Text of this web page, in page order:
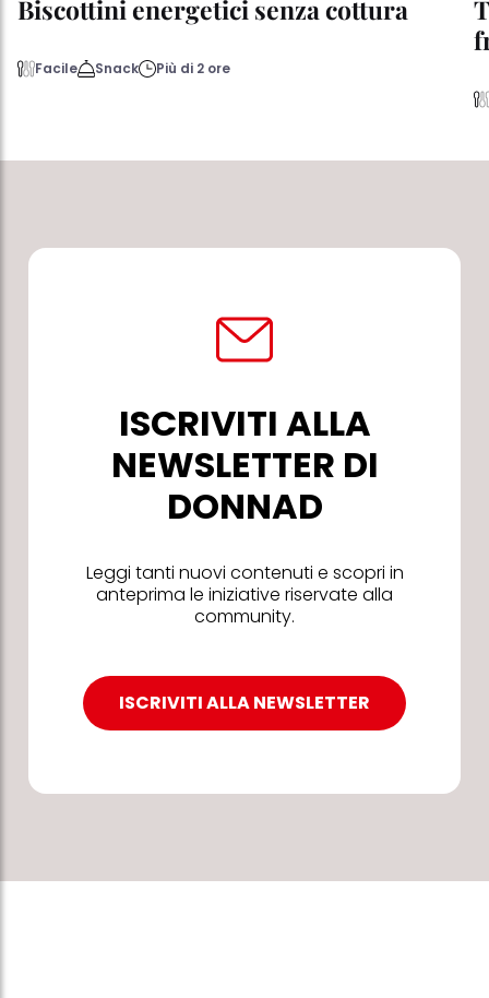
Biscottini energetici senza cottura
Facile Snack Più di 2 ore
ISCRIVITI ALLA
NEWSLETTER DI
DONNAD
Leggi tanti nuovi contenuti e scopri in
anteprima le iniziative riservate alla
community.
ISCRIVITI ALLA NEWSLETTER